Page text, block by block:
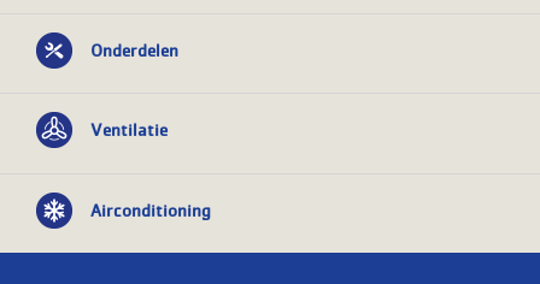
Onderdelen
Ventilatie
Airconditioning